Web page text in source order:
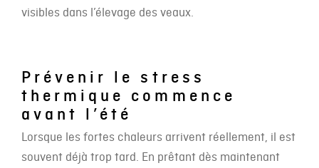
visibles dans l’élevage des veaux.
Prévenir le stress
thermique commence
avant l’été
Lorsque les fortes chaleurs arrivent réellement, il est
souvent déjà trop tard. En prêtant dès maintenant